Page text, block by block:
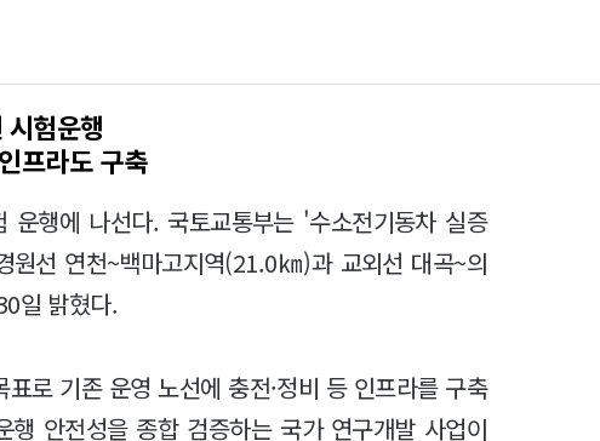
험운행
프라도 구축
행에 나선다. 국토교통부는 '수소전기동차 실증
선 연천~백마고지역(21.0㎞)과 교외선 대곡~의
일 밝혔다.
로 기존 운영 노선에 충전·정비 등 인프라를 구축
안전성을 종합 검증하는 국가 연구개발 사업이